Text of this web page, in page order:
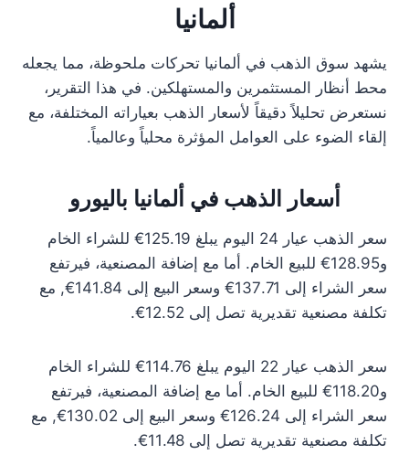
ألمانيا
يشهد سوق الذهب في ألمانيا تحركات ملحوظة، مما يجعله
محط أنظار المستثمرين والمستهلكين. في هذا التقرير،
نستعرض تحليلاً دقيقاً لأسعار الذهب بعياراته المختلفة، مع
إلقاء الضوء على العوامل المؤثرة محلياً وعالمياً.
أسعار الذهب في ألمانيا باليورو
سعر الذهب عيار 24 اليوم يبلغ 125.19€ للشراء الخام
و128.95€ للبيع الخام. أما مع إضافة المصنعية، فيرتفع
سعر الشراء إلى 137.71€ وسعر البيع إلى 141.84€, مع
تكلفة مصنعية تقديرية تصل إلى 12.52€.
سعر الذهب عيار 22 اليوم يبلغ 114.76€ للشراء الخام
و118.20€ للبيع الخام. أما مع إضافة المصنعية، فيرتفع
سعر الشراء إلى 126.24€ وسعر البيع إلى 130.02€, مع
تكلفة مصنعية تقديرية تصل إلى 11.48€.